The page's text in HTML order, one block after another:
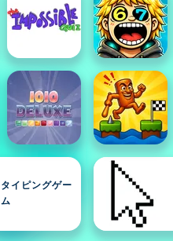
タイピングゲー
ム